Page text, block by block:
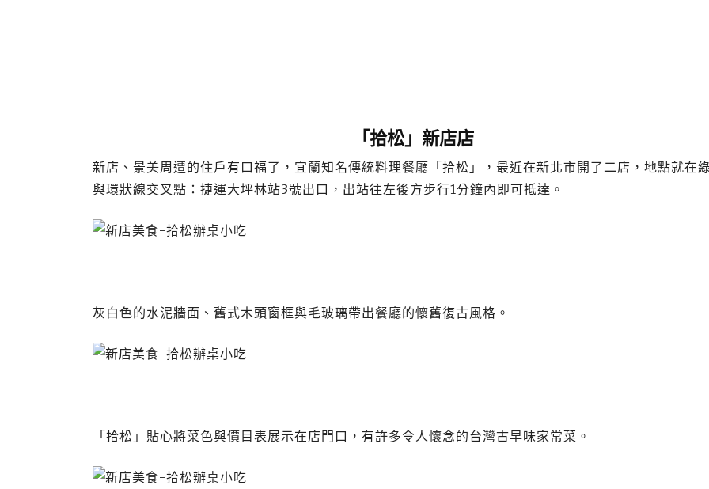
「拾松」新店店
新店、景美周遭的住戶有口福了，宜蘭知名傳統料理餐廳「拾松」，最近在新北市開了二店，地點就在
與環狀線交叉點：捷運大坪林站3號出口，出站往左後方步行1分鐘內即可抵達。
灰白色的水泥牆面、舊式木頭窗框與毛玻璃帶出餐廳的懷舊復古風格。
「拾松」貼心將菜色與價目表展示在店門口，有許多令人懷念的台灣古早味家常菜。